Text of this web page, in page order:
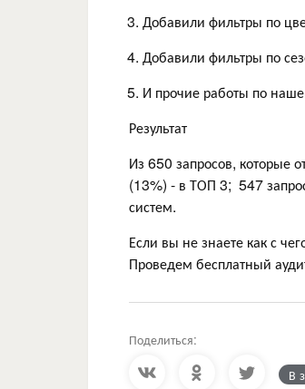
Добавили фильтры по
Добавили фильтры по
И прочие работы по
Результат
Из 650 запросов, которые
(13%) - в ТОП 3; 547
систем.
Если вы не знаете как с
Проведем бесплатный
Поделиться:
В